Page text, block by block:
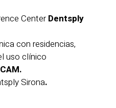
Center Dentsply
con residencias,
uso clínico
Sirona.